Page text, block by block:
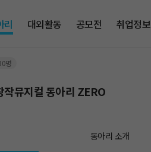
리 대외활동 공모전 취업정보
명
작뮤지컬 동아리 ZERO
동아리 소개